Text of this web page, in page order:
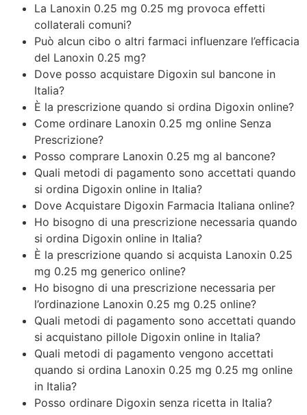
La Lanoxin 0.25 mg 0.25 mg provoca effetti
collaterali comuni?
Può alcun cibo o altri farmaci influenzare l’efficacia
del Lanoxin 0.25 mg?
Dove posso acquistare Digoxin sul bancone in
Italia?
È la prescrizione quando si ordina Digoxin online?
Come ordinare Lanoxin 0.25 mg online Senza
Prescrizione?
Posso comprare Lanoxin 0.25 mg al bancone?
Quali metodi di pagamento sono accettati quando
si ordina Digoxin online in Italia?
Dove Acquistare Digoxin Farmacia Italiana online?
Ho bisogno di una prescrizione necessaria quando
si ordina Digoxin online in Italia?
È la prescrizione quando si acquista Lanoxin 0.25
mg 0.25 mg generico online?
Ho bisogno di una prescrizione necessaria per
l’ordinazione Lanoxin 0.25 mg 0.25 online?
Quali metodi di pagamento sono accettati quando
si acquistano pillole Digoxin online in Italia?
Quali metodi di pagamento vengono accettati
quando si ordina Lanoxin 0.25 mg 0.25 mg online
in Italia?
Posso ordinare Digoxin senza ricetta in Italia?